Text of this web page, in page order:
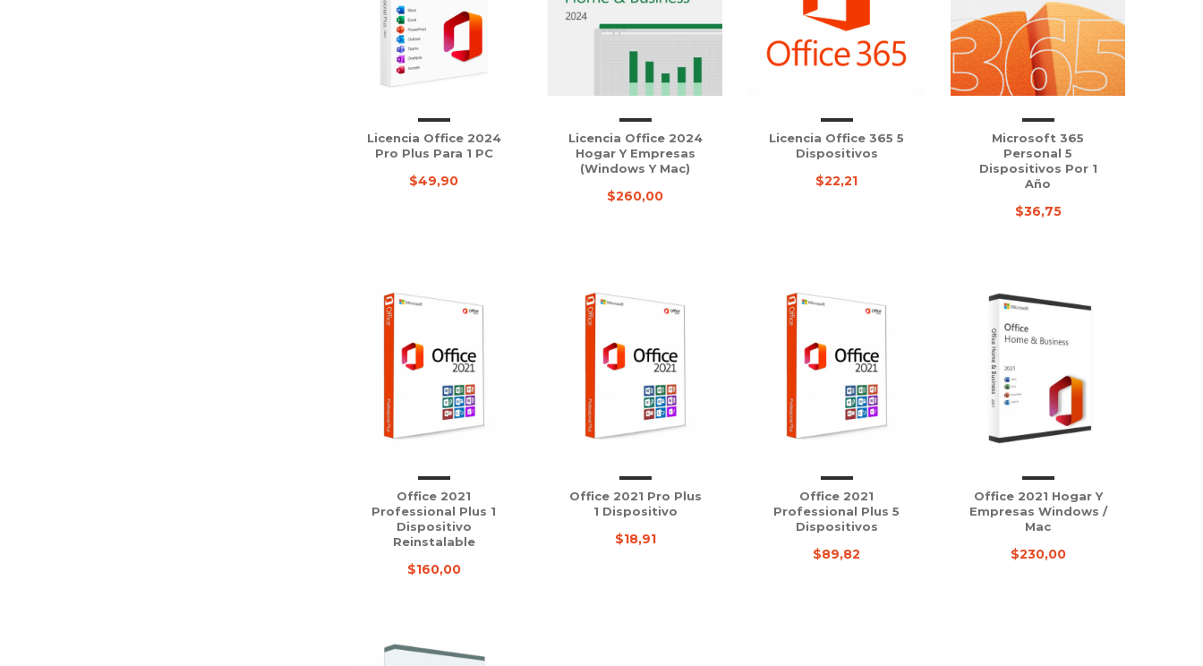
Licencia Office 2024
Pro Plus Para 1 PC
$49,90
Licencia Office 2024
Hogar Y Empresas
(Windows Y Mac)
$260,00
Licencia Office 365 5
Dispositivos
$22,21
Microsoft 365
Personal 5
Dispositivos Por 1
Año
$36,75
Office 2021
Professional Plus 1
Dispositivo
Reinstalable
$160,00
Office 2021 Pro Plus
1 Dispositivo
$18,91
Office 2021
Professional Plus 5
Dispositivos
$89,82
Office 2021 Hogar Y
Empresas Windows /
Mac
$230,00